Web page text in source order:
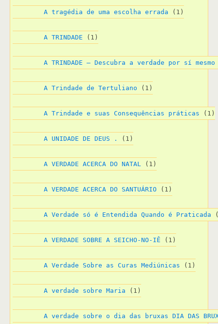
A tragédia de uma escolha errada (1)
A TRINDADE (1)
A TRINDADE – Descubra a verdade por sí mesmo
A Trindade de Tertuliano (1)
A Trindade e suas Consequências práticas (1)
A UNIDADE DE DEUS . (1)
A VERDADE ACERCA DO NATAL (1)
A VERDADE ACERCA DO SANTUÁRIO (1)
A Verdade só é Entendida Quando é Praticada
A VERDADE SOBRE A SEICHO-NO-IÊ (1)
A Verdade Sobre as Curas Mediúnicas (1)
A verdade sobre Maria (1)
A verdade sobre o dia das bruxas DIA DAS